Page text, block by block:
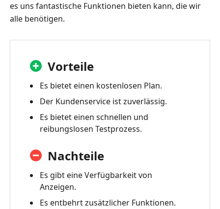
es uns fantastische Funktionen bieten kann, die wir
alle benötigen.
Vorteile
Es bietet einen kostenlosen Plan.
Der Kundenservice ist zuverlässig.
Es bietet einen schnellen und
reibungslosen Testprozess.
Nachteile
Es gibt eine Verfügbarkeit von
Anzeigen.
Es entbehrt zusätzlicher Funktionen.